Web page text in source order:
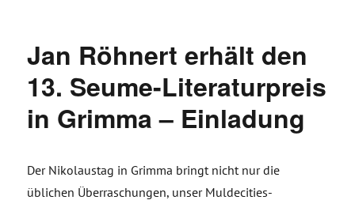
Jan Röhnert erhält den
13. Seume-Literaturpreis
in Grimma – Einladung
Der Nikolaustag in Grimma bringt nicht nur die
üblichen Überraschungen, unser Muldecities-